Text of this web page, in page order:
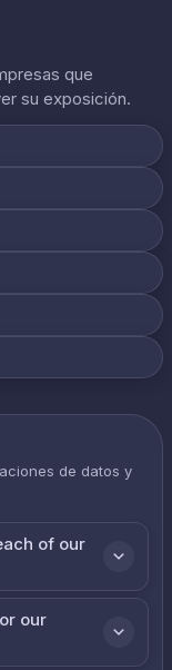
que
su exposición.
de datos y
of our
our